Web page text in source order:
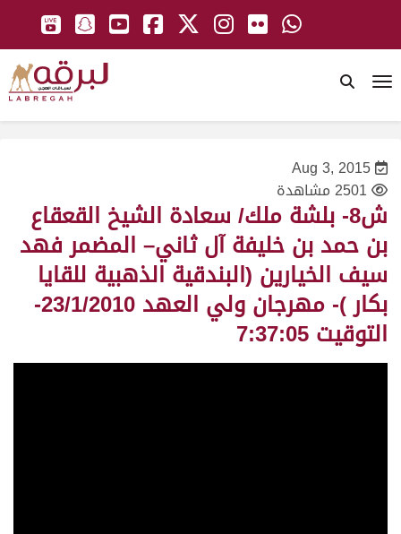
Aug 3, 2015
2501 مشاهدة
ش8- بلشة ملك/ سعادة الشيخ القعقاع
بن حمد بن خليفة آل ثاني– المضمر فهد
سيف الخيارين (البندقية الذهبية للقايا
بكار )- مهرجان ولي العهد 23/1/2010-
التوقيت 7:37:05